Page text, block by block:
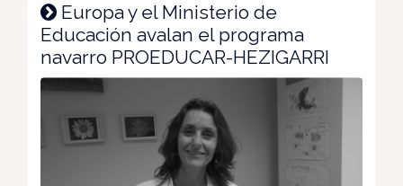
Europa y el Ministerio de
Educación avalan el programa
navarro PROEDUCAR-HEZIGARRI